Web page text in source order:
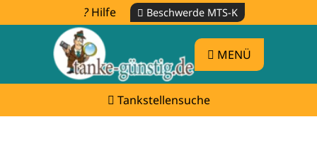
Hilfe Beschwerde MTS-K
MENÜ
Tankstellensuche